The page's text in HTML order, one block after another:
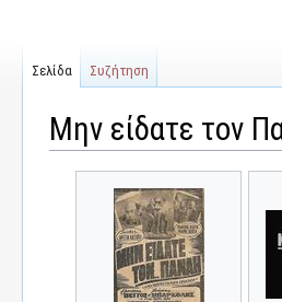
Μην είδατε τον
αναζήτηση
Σελίδα Συζήτηση